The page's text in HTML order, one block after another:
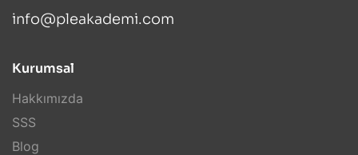
info@pleakademi.com
Kurumsal
Hakkımızda
SSS
Blog